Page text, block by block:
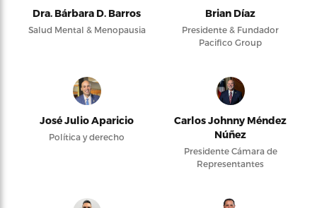
Dra. Bárbara D. Barros
Salud Mental & Menopausia
Brian Díaz
Presidente & Fundador
Pacifico Group
José Julio Aparicio
Política y derecho
Carlos Johnny Méndez
Núñez
Presidente Cámara de
Representantes